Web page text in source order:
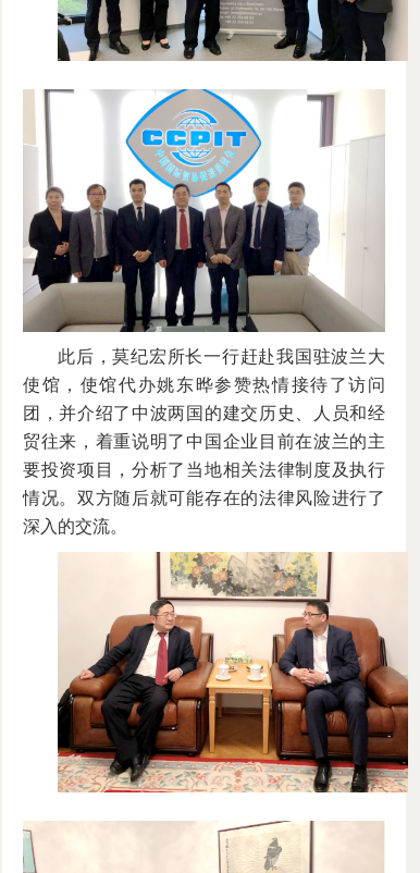
此后，莫纪宏所长一行赶赴我国驻波兰大
使馆，使馆代办姚东晔参赞热情接待了访问
团，并介绍了中波两国的建交历史、人员和经
贸往来，着重说明了中国企业目前在波兰的主
要投资项目，分析了当地相关法律制度及执行
情况。双方随后就可能存在的法律风险进行了
深入的交流。